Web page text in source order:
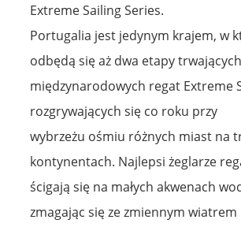
Extreme Sailing Series.
Portugalia jest jedynym krajem, w
odbędą się aż dwa etapy
międzynarodowych regat Extreme
rozgrywających się co roku przy
wybrzeżu ośmiu różnych miast na
kontynentach. Najlepsi żeglarze
ścigają się na małych akwenach
zmagając się ze zmiennym